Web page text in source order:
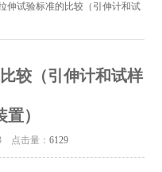
伸试验标准的比较（引伸计和试
较（引伸计和试样
）
击量： 6129